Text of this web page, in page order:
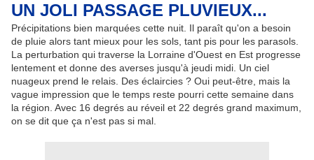
UN JOLI PASSAGE PLUVIEUX...
Précipitations bien marquées cette nuit. Il paraît qu'on a besoin
de pluie alors tant mieux pour les sols, tant pis pour les parasols.
La perturbation qui traverse la Lorraine d'Ouest en Est progresse
lentement et donne des averses jusqu'à jeudi midi. Un ciel
nuageux prend le relais. Des éclaircies ? Oui peut-être, mais la
vague impression que le temps reste pourri cette semaine dans
la région. Avec 16 degrés au réveil et 22 degrés grand maximum,
on se dit que ça n'est pas si mal.